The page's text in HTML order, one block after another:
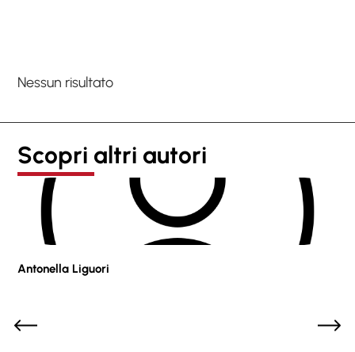
Nessun risultato
Scopri altri autori
Antonella Liguori